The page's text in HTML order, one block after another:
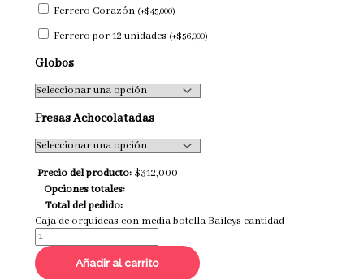
Ferrero Corazón (+$45,000)
Ferrero por 12 unidades (+$56,000)
Globos
Fresas Achocolatadas
Precio del producto: $312,000
Opciones totales:
Total del pedido:
Caja de orquídeas con media botella Baileys cantidad
Añadir al carrito